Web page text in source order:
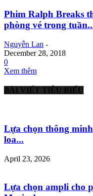
Phim Ralph Breaks
phòng vé trong
Nguyễn Lan -
December 28, 2018
0
Xem thêm
BÀI VIẾT TIÊU BIỂU
Lựa chọn thông
loa...
April 23, 2026
Lựa chọn ampli cho